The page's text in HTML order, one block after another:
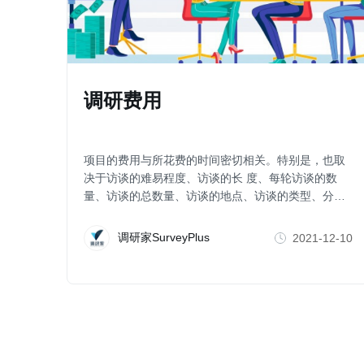
调研费用
项目的费用与所花费的时间密切相关。特别是，也取
决于访谈的难易程度、访谈的长 度、每轮访谈的数
量、访谈的总数量、访谈的地点、访谈的类型、分析
调研家SurveyPlus
2021-12-10